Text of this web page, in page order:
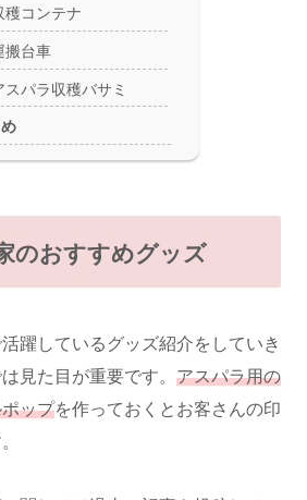
穫コンテナ
搬台車
スパラ収穫バサミ
のおすすめグッズ
躍しているグッズ紹介をしていき
見た目が重要です。 アスパラ用の
ップを作っておくとお客さんの印